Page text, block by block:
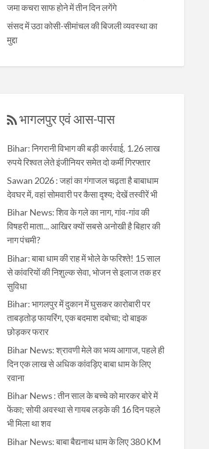
जमा कचरा साफ होने में तीन दिन लगेंगे
संसद में उठा कोसी-सीमांचल की बिजली व्यवस्था का
मुद्दा
भागलपुर एवं आस-पास
Bihar: निगरानी विभाग की बड़ी कार्रवाई, 1.26 लाख
रुपये रिश्वत लेते इंजीनियर समेत दो कर्मी गिरफ्तार
Sawan 2026 : जहां का गंगाजल चढ़ता है बाबाधाम
देवघर में, वहां सोमवारी पर कैसा दृश्य; देखें तस्वीरें भी
Bihar News: शिव के गले का नाग, गांव-गांव की
विषहरी माता... आखिर क्यों सबसे अनोखी है बिहार की
नाग पंचमी?
Bihar: बाबा धाम की राह में भोले के फरिश्ते! 15 साल
से कांवरियों की निशुल्क सेवा, भोजन से इलाज तक हर
सुविधा
Bihar: भागलपुर में दुकान में घुसकर कारोबारी पर
ताबड़तोड़ फायरिंग, एक बदमाश दबोचा; दो बाइक
छोड़कर फरार
Bihar News: श्रावणी मेले का भव्य आगाज, पहले ही
दिन एक लाख से अधिक कांवड़िए बाबा धाम के लिए
रवाना
Bihar News : तीन साल के बच्चे को मारकर बोरे में
फेंका; सोयी अवस्था से गायब लड़के की 16 दिन पहले
भी मिला था शव
Bihar News: बाबा बैद्यनाथ धाम के लिए 380 KM